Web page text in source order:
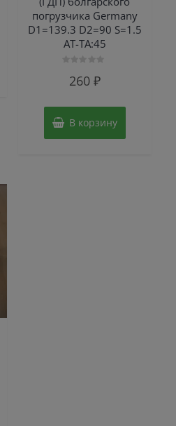
погрузчика Germany
D1=139.3 D2=90 S=1.5
AT-TA:45
260 ₽
В корзину